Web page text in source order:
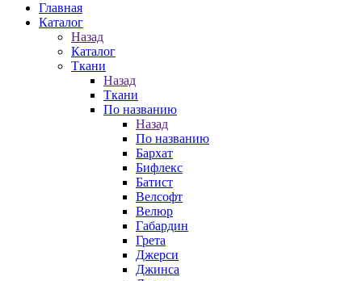
Главная
Каталог
Назад
Каталог
Ткани
Назад
Ткани
По названию
Назад
По названию
Бархат
Бифлекс
Батист
Велсофт
Велюр
Габардин
Грета
Джерси
Джинса